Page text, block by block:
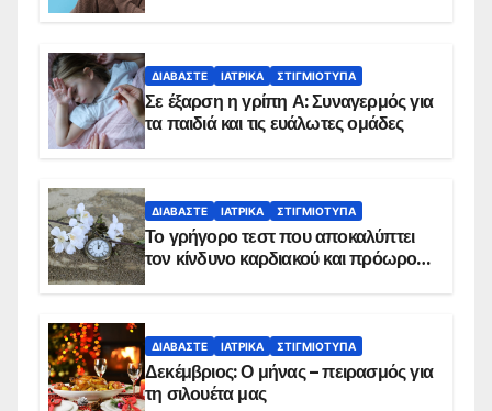
ΔΙΑΒΆΣΤΕ ΙΑΤΡΙΚΆ ΣΤΙΓΜΙΌΤΥΠΑ
Σε έξαρση η γρίπη Α: Συναγερμός για
τα παιδιά και τις ευάλωτες ομάδες
ΔΙΑΒΆΣΤΕ ΙΑΤΡΙΚΆ ΣΤΙΓΜΙΌΤΥΠΑ
Το γρήγορο τεστ που αποκαλύπτει
τον κίνδυνο καρδιακού και πρόωρου
ΔΙΑΒΆΣΤΕ ΙΑΤΡΙΚΆ ΣΤΙΓΜΙΌΤΥΠΑ
Δεκέμβριος: Ο μήνας – πειρασμός για
τη σιλουέτα μας